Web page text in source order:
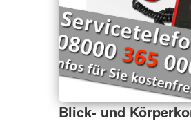
Blick- und